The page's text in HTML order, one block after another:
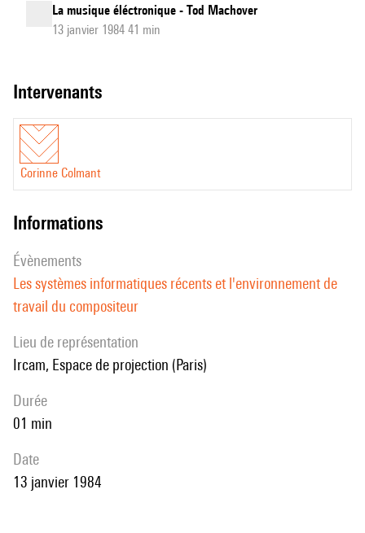
La musique éléctronique - Tod Machover
13 janvier 1984 41 min
intervenants
Corinne Colmant
informations
évènements
Les systèmes informatiques récents et l'environnement de
travail du compositeur
Lieu de représentation
Ircam, Espace de projection (Paris)
durée
01 min
date
13 janvier 1984